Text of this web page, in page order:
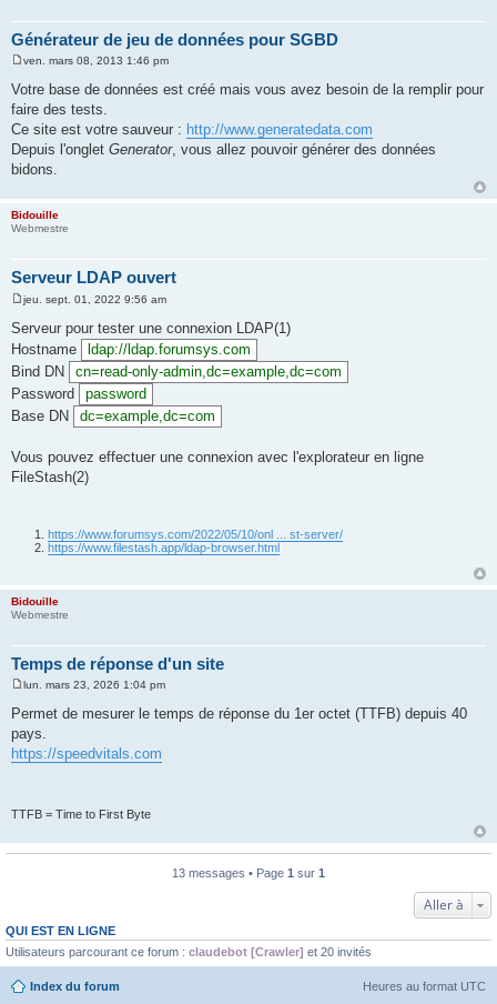
Générateur de jeu de données pour SGBD
e
s
s
g
e
ven. mars 08, 2013 1:46 pm
Votre base de données est créé mais vous avez besoin de la remplir pour
faire des tests.
Ce site est votre sauveur : http://www.generatedata.com
Depuis l'onglet Generator, vous allez pouvoir générer des données
bidons.
Bidouille
Webmestre
Serveur LDAP ouvert
M
s
s
g
e
jeu. sept. 01, 2022 9:56 am
Serveur pour tester une connexion LDAP(1)
Hostname
ldap://ldap.forumsys.com
Bind DN
cn=read-only-admin,dc=example,dc=com
Password
password
Base DN
dc=example,dc=com
Vous pouvez effectuer une connexion avec l'explorateur en ligne
FileStash(2)
https://www.forumsys.com/2022/05/10/onl ... st-server/
https://www.filestash.app/ldap-browser.html
Bidouille
Webmestre
Temps de réponse d'un site
s
s
a
g
lun. mars 23, 2026 1:04 pm
Permet de mesurer le temps de réponse du 1er octet (TTFB) depuis 40
pays.
https://speedvitals.com
TTFB = Time to First Byte
13 messages • Page 1 sur 1
Aller à
QUI EST EN LIGNE
Utilisateurs parcourant ce forum : claudebot [Crawler] et 20 invités
Index du forum Heures au format UTC